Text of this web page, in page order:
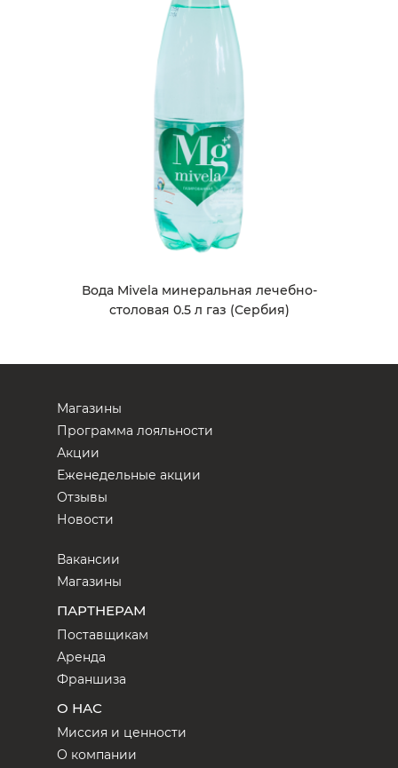
Вода Mivela минеральная лечебно-
столовая 0.5 л газ (Сербия)
Магазины
Программа лояльности
Акции
Еженедельные акции
Отзывы
Новости
Вакансии
Магазины
ПАРТНЕРАМ
Поставщикам
Аренда
Франшиза
О НАС
Миссия и ценности
О компании